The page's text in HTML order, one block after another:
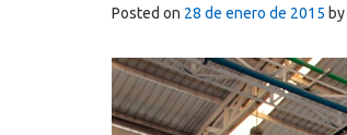
Posted on 28 de enero de 2015 by